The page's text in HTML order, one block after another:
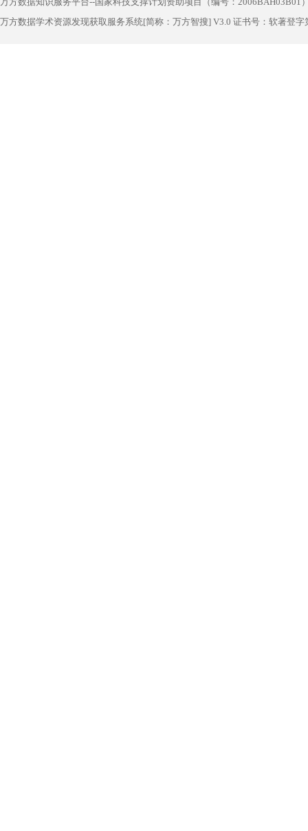
万方数据学术资源发现获取服务系统[简称：万方智搜] V3.0 证书号：软著登字